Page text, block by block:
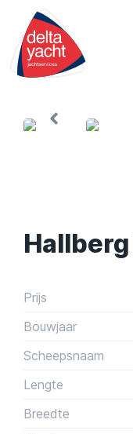
Prijs
Bouwjaar
Scheepsnaam
Lengte
Breedte